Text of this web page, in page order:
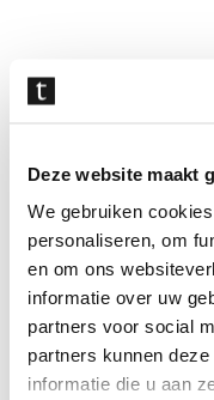
Deze website maakt
We gebruiken
personaliseren, om
en om ons
informatie over uw
partners voor social
partners kunnen
informatie die u aan
overslaan